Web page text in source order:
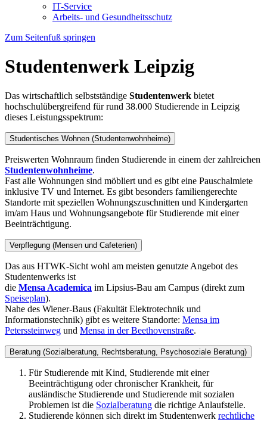
IT-Service
Arbeits- und Gesundheitsschutz
Zum Seitenfuß springen
Studentenwerk Leipzig
Das wirtschaftlich selbstständige Studentenwerk bietet
hochschulübergreifend für rund 38.000 Studierende in Leipzig
dieses Leistungsspektrum:
Studentisches Wohnen (Studentenwohnheime)
Preiswerten Wohnraum finden Studierende in einem der zahlreichen
Studentenwohnheime.
Fast alle Wohnungen sind möbliert und es gibt eine Pauschalmiete
inklusive TV und Internet. Es gibt besonders familiengerechte
Standorte mit speziellen Wohnungszuschnitten und Kindergarten
im/am Haus und Wohnungsangebote für Studierende mit einer
Beeinträchtigung.
Verpflegung (Mensen und Cafeterien)
Das aus HTWK-Sicht wohl am meisten genutzte Angebot des
Studentenwerks ist
die Mensa Academica im Lipsius-Bau am Campus (direkt zum
Speiseplan).
Nahe des Wiener-Baus (Fakultät Elektrotechnik und
Informationstechnik) gibt es weitere Standorte: Mensa im
Peterssteinweg und Mensa in der Beethovenstraße.
Beratung (Sozialberatung, Rechtsberatung, Psychosoziale Beratung)
Für Studierende mit Kind, Studierende mit einer
Beeinträchtigung oder chronischer Krankheit, für
ausländische Studierende und Studierende mit sozialen
Problemen ist die Sozialberatung die richtige Anlaufstelle.
Studierende können sich direkt im Studentenwerk rechtliche